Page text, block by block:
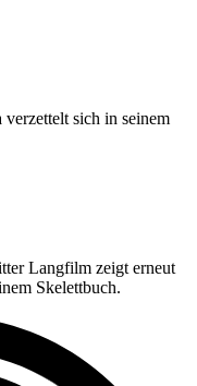
sich in seinem
Langfilm zeigt erneut
Skelettbuch.